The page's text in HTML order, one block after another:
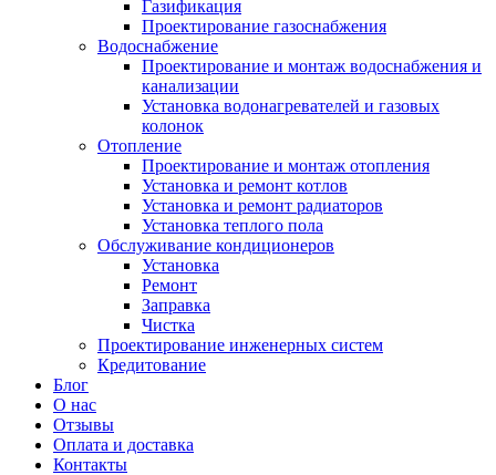
Газификация
Проектирование газоснабжения
Водоснабжение
Проектирование и монтаж водоснабжения и
канализации
Установка водонагревателей и газовых
колонок
Отопление
Проектирование и монтаж отопления
Установка и ремонт котлов
Установка и ремонт радиаторов
Установка теплого пола
Обслуживание кондиционеров
Установка
Ремонт
Заправка
Чистка
Проектирование инженерных систем
Кредитование
Блог
О нас
Отзывы
Оплата и доставка
Контакты